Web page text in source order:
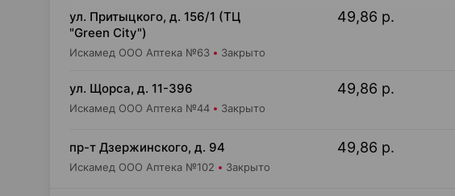
ул. Притыцкого, д. 156/1 (ТЦ
"Green City")
Искамед ООО Аптека №63 Закрыто
49,86 р.
ул. Щорса, д. 11-396
Искамед ООО Аптека №44 Закрыто
49,86 р.
пр-т Дзержинского, д. 94
Искамед ООО Аптека №102 Закрыто
49,86 р.